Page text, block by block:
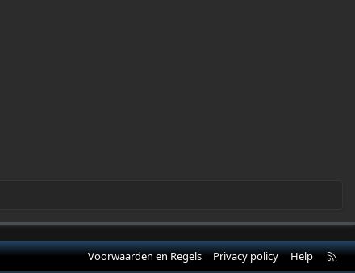
Voorwaarden en Regels Privacy policy Help
R
S